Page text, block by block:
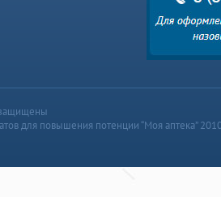
для повышения потенции “Моя аптека”